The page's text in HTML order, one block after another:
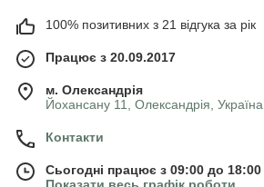
100% позитивних з 21 відгука за рік
Працює з 20.09.2017
м. Олександрія
Йохансану 11, Олександрія, Україна
Контакти
Сьогодні працює з 09:00 до 18:00